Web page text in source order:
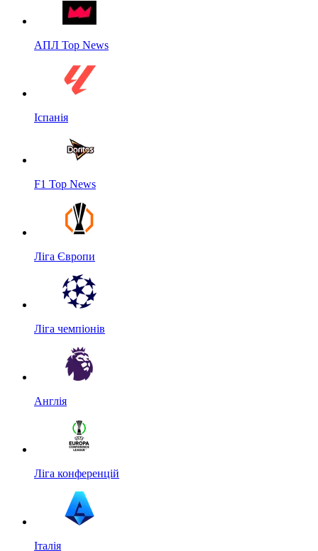
АПЛ Top News
Іспанія
F1 Top News
Ліга Європи
Ліга чемпіонів
Англія
Ліга конференцій
Італія